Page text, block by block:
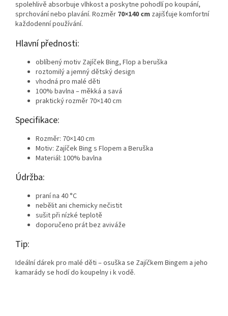
spolehlivě absorbuje vlhkost a poskytne pohodlí po koupání,
sprchování nebo plavání. Rozměr 70×140 cm zajišťuje komfortní
každodenní používání.
Hlavní přednosti:
oblíbený motiv Zajíček Bing, Flop a beruška
roztomilý a jemný dětský design
vhodná pro malé děti
100% bavlna – měkká a savá
praktický rozměr 70×140 cm
Specifikace:
Rozměr: 70×140 cm
Motiv: Zajíček Bing s Flopem a Beruška
Materiál: 100% bavlna
Údržba:
praní na 40 °C
nebělit ani chemicky nečistit
sušit při nízké teplotě
doporučeno prát bez aviváže
Tip:
Ideální dárek pro malé děti – osuška se Zajíčkem Bingem a jeho
kamarády se hodí do koupelny i k vodě.